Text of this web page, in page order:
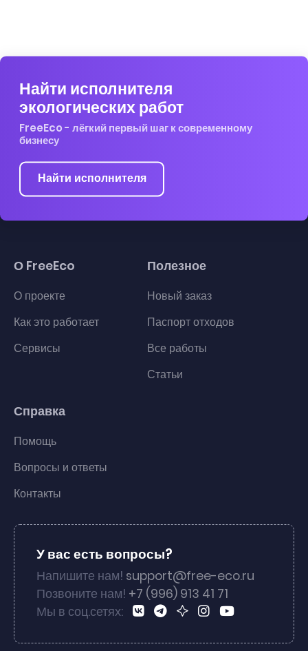
Найти исполнителя
экологических работ
FreeEco - лёгкий первый шаг к современному
бизнесу
Найти исполнителя
О FreeEco
О проекте
Как это работает
Сервисы
Полезное
Новый заказ
Паспорт отходов
Все работы
Статьи
Справка
Помощь
Вопросы и ответы
Контакты
У вас есть вопросы?
Напишите нам! support@free-eco.ru
Позвоните нам! +7 (996) 913 41 71
Мы в соц.сетях: